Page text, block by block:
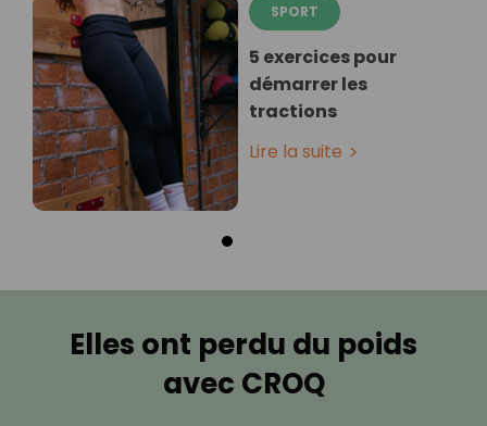
SPORT
5 exercices pour
démarrer les
tractions
Lire la suite
Elles ont perdu du poids
avec CROQ